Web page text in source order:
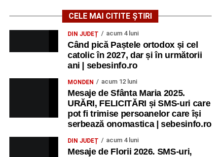
CELE MAI CITITE ȘTIRI
DIN JUDEȚ acum 4 luni
Când pică Paștele ortodox și cel
catolic în 2027, dar și în următorii
ani | sebesinfo.ro
MONDEN acum 12 luni
Mesaje de Sfânta Maria 2025.
URĂRI, FELICITĂRI și SMS-uri care
pot fi trimise persoanelor care își
serbează onomastica | sebesinfo.ro
DIN JUDEȚ acum 4 luni
Mesaje de Florii 2026. SMS-uri,